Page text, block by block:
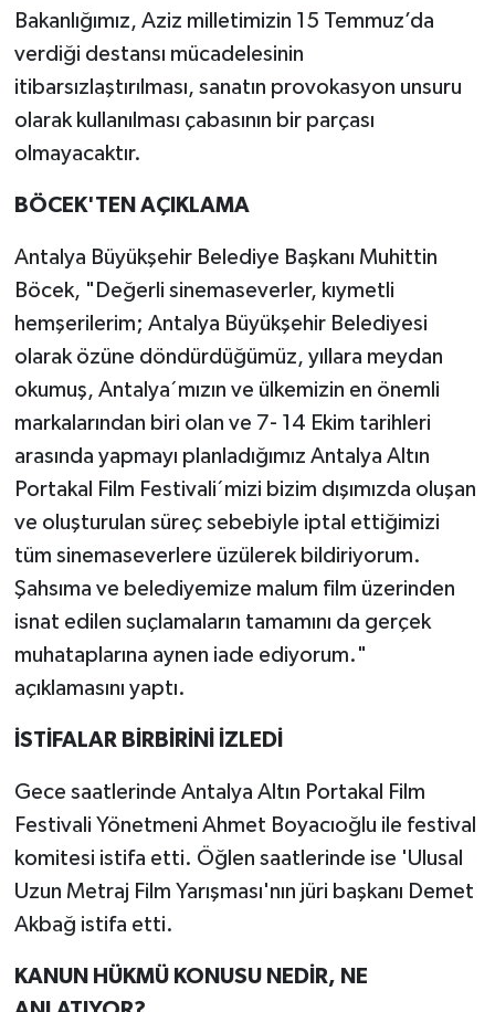
Bakanlığımız, Aziz milletimizin 15 Temmuz’da
verdiği destansı mücadelesinin
itibarsızlaştırılması, sanatın provokasyon unsuru
olarak kullanılması çabasının bir parçası
olmayacaktır.
BÖCEK'TEN AÇIKLAMA
Antalya Büyükşehir Belediye Başkanı Muhittin
Böcek, "Değerli sinemaseverler, kıymetli
hemşerilerim; Antalya Büyükşehir Belediyesi
olarak özüne döndürdüğümüz, yıllara meydan
okumuş, Antalya´mızın ve ülkemizin en önemli
markalarından biri olan ve 7- 14 Ekim tarihleri
arasında yapmayı planladığımız Antalya Altın
Portakal Film Festivali´mizi bizim dışımızda oluşan
ve oluşturulan süreç sebebiyle iptal ettiğimizi
tüm sinemaseverlere üzülerek bildiriyorum.
Şahsıma ve belediyemize malum film üzerinden
isnat edilen suçlamaların tamamını da gerçek
muhataplarına aynen iade ediyorum."
açıklamasını yaptı.
İSTİFALAR BİRBİRİNİ İZLEDİ
Gece saatlerinde Antalya Altın Portakal Film
Festivali Yönetmeni Ahmet Boyacıoğlu ile festival
komitesi istifa etti. Öğlen saatlerinde ise 'Ulusal
Uzun Metraj Film Yarışması'nın jüri başkanı Demet
Akbağ istifa etti.
KANUN HÜKMÜ KONUSU NEDİR, NE